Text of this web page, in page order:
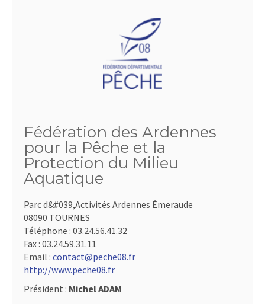
Fédération des Ardennes
pour la Pêche et la
Protection du Milieu
Aquatique
Parc d&#039,Activités Ardennes Émeraude
08090 TOURNES
Téléphone : 03.24.56.41.32
Fax : 03.24.59.31.11
Email : contact@peche08.fr
http://www.peche08.fr
Président : Michel ADAM